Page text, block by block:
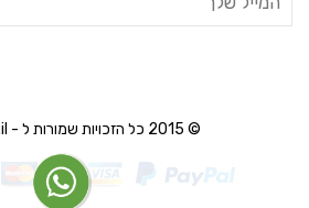
© 2015 כל הזכויות שמורות ל - sweety.co.il